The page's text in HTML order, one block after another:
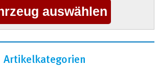
Artikelkategorien